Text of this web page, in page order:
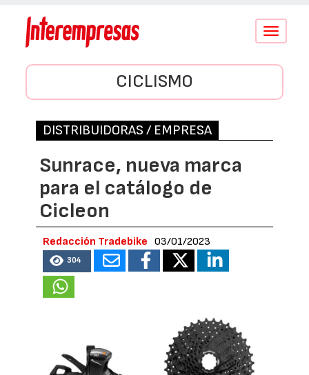
Conmutar
CICLISMO
DISTRIBUIDORAS / EMPRESA
Sunrace, nueva marca
para el catálogo de
Cicleon
Redacción Tradebike 03/01/2023
304